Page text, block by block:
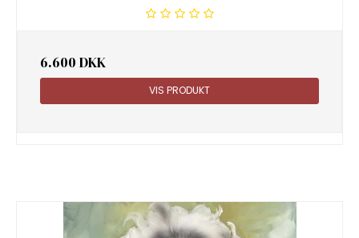
6.600 DKK
VIS PRODUKT